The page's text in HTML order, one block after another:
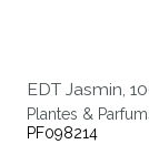
EDT Jasmin,
Plantes &
PF098214